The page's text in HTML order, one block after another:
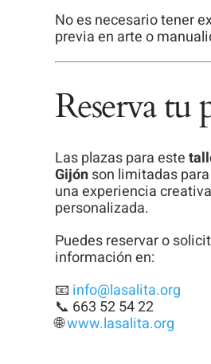
No es necesario tener
previa en arte o
Reserva tu
Las plazas para este
Gijónson limitadas
una experiencia creativa
personalizada.
Puedes reservar o
información en:
📧 info@lasalita.org
📞 663 52 54 22
🌐www.lasalita.org